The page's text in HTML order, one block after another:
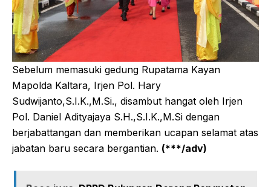
Sebelum memasuki gedung Rupatama Kayan
Mapolda Kaltara, Irjen Pol. Hary
Sudwijanto,S.I.K.,M.Si., disambut hangat oleh Irjen
Pol. Daniel Adityajaya S.H.,S.I.K.,M.Si dengan
berjabattangan dan memberikan ucapan selamat atas
jabatan baru secara bergantian. (***/adv)